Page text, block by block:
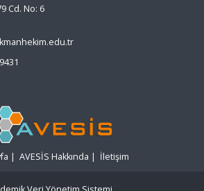
Cd. No: 6
| AVESİS Hakkında | İletişim